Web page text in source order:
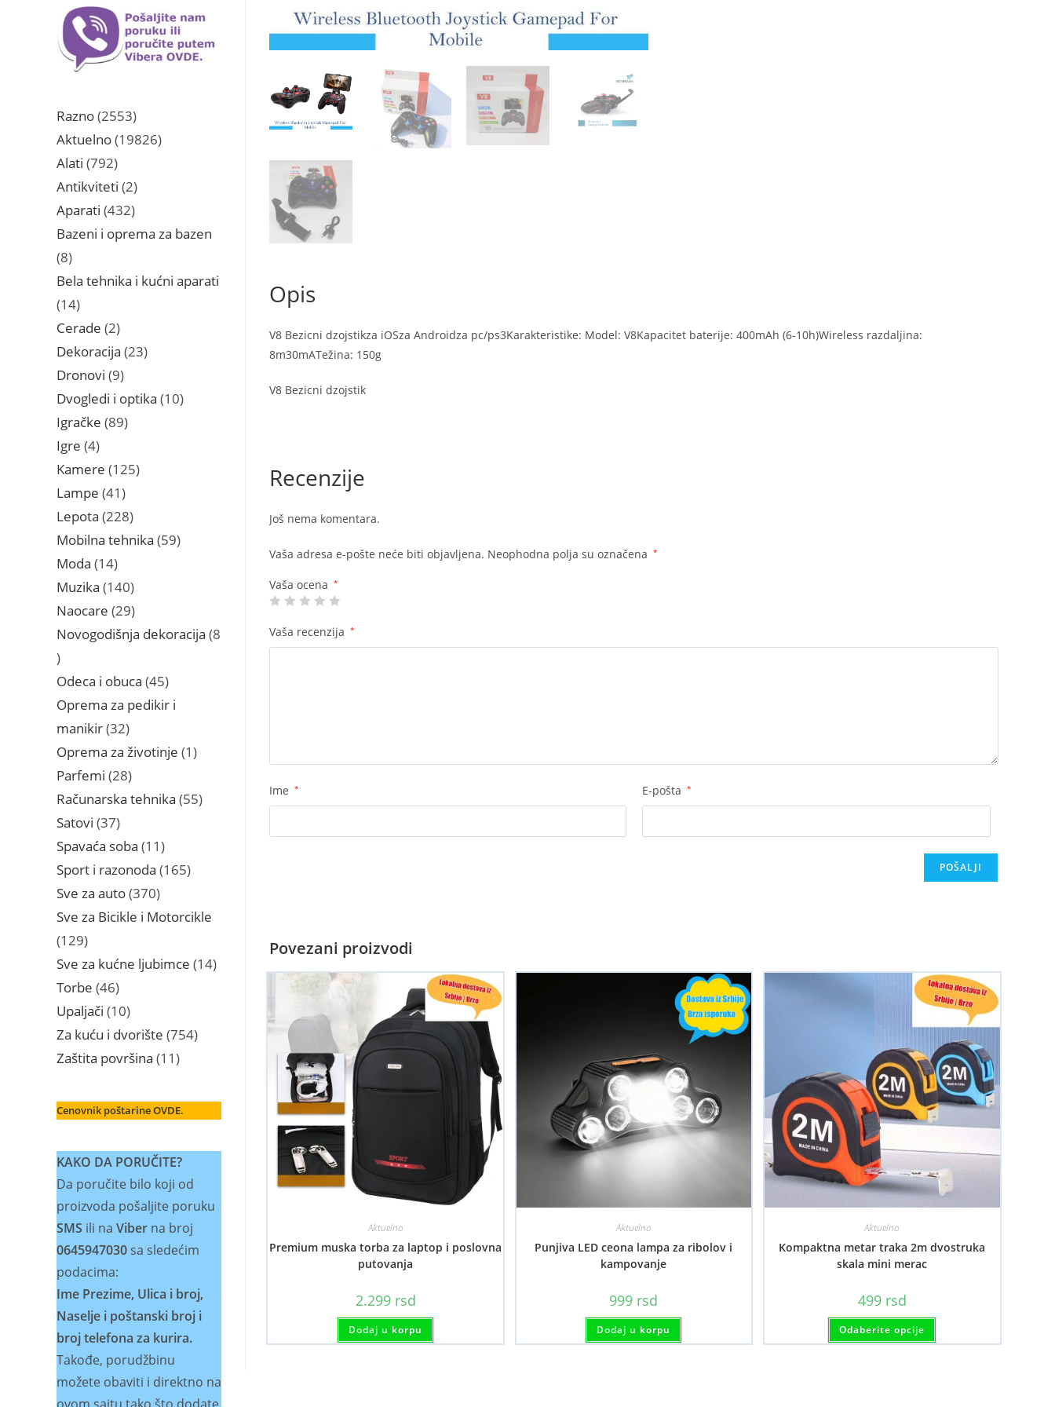
Opis
V8 Bezicni dzojstikza iOSza Androidza pc/ps3Karakteristike: Model: V8Kapacitet baterije: 400mAh (6-10h)Wireless razdaljina:
8m30mATežina: 150g
V8 Bezicni dzojstik
Recenzije
Još nema komentara.
Vaša adresa e-pošte neće biti objavljena. Neophodna polja su označena *
Vaša ocena *
Vaša recenzija *
Ime * E-pošta *
Povezani proizvodi
Aktuelno
Premium muska torba za laptop i poslovna
putovanja
2.299 rsd
Dodaj u korpu
Aktuelno
Punjiva LED ceona lampa za ribolov i
kampovanje
999 rsd
Dodaj u korpu
Aktuelno
Kompaktna metar traka 2m dvostruka
skala mini merac
499 rsd
Odaberite opcije
Ovaj
ima
Razno 25532553
proizvoda
Aktuelno 1982619826
Alati 792792
proizvoda
Antikviteti 22
proizvoda
Aparati 432432
proizvoda
Bazeni i oprema za bazen
88
proizvoda
Bela tehnika i kućni aparati
1414
proizvoda
Cerade 22
proizvoda
Dekoracija 2323
Dronovi 99
proizvoda
Dvogledi i optika 1010
Igračke 8989
Igre 44
proizvoda
Kamere 125125
Lampe 41 41
proizvod
Lepota 228228
proizvoda
Mobilna tehnika 5959
Moda 1414
proizvoda
Muzika 140140
proizvoda
Naocare 2929
proizvoda
Novogodišnja dekoracija 8
8
proizvoda
Odeca i obuca 4545
proizvoda
Oprema za pedikir i
manikir 3232
proizvoda
Oprema za životinje 1 1
Parfemi 2828
proizvoda
Računarska tehnika 5555
Satovi 3737
proizvoda
Spavaća soba 11 11
proizvoda
Sport i razonoda 165165
Sve za auto 370370
proizvoda
Sve za Bicikle i Motorcikle
129129
proizvoda
Sve za kućne ljubimce 1414
Torbe 4646
proizvoda
Upaljači 1010
proizvoda
Za kuću i dvorište 754754
Zaštita površina 11 11
Cenovnik poštarine OVDE.
KAKO DA PORUČITE?
Da poručite bilo koji od
proizvoda pošaljite poruku
SMS ili na Viber na broj
0645947030sa sledećim
podacima:
Ime Prezime, Ulica i broj,
Naselje i poštanski broj i
broj telefona za kurira.
Takođe, porudžbinu
možete obaviti i direktno na